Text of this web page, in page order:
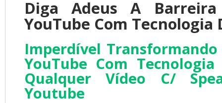
Diga Adeus A
YouTube Com Tecnologia
Imperdível
YouTube Com
Qualquer Vídeo C/
Youtube